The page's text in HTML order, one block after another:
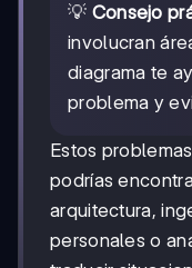
💡 Consejo
involucran
diagrama te
problema y
Estos
podrías
arquitectura,
personales o